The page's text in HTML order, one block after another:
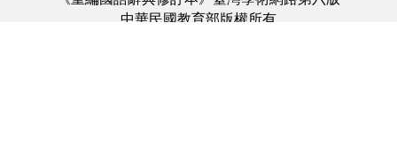
中華民國教育部版權所有